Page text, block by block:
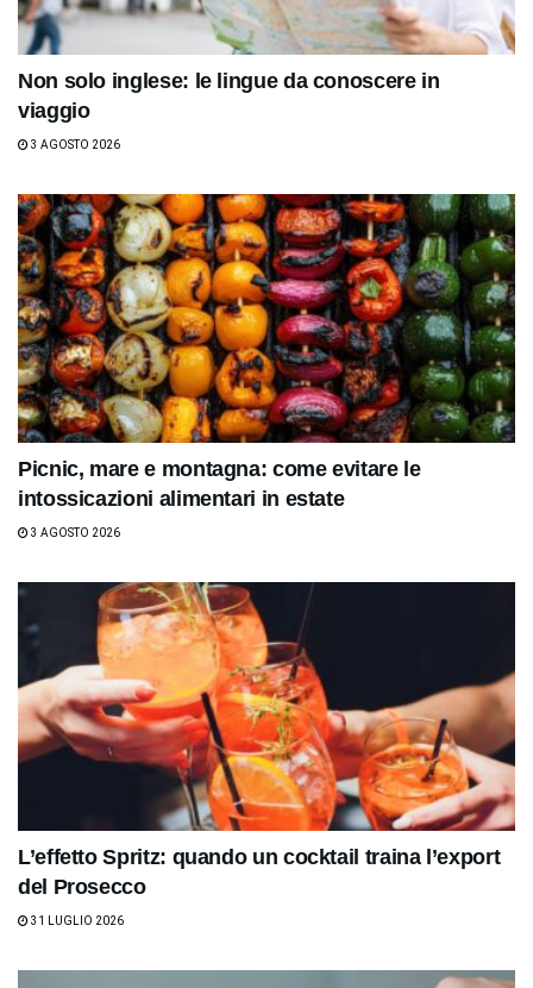
Non solo inglese: le lingue da conoscere in
viaggio
3 AGOSTO 2026
Picnic, mare e montagna: come evitare le
intossicazioni alimentari in estate
3 AGOSTO 2026
L’effetto Spritz: quando un cocktail traina l’export
del Prosecco
31 LUGLIO 2026